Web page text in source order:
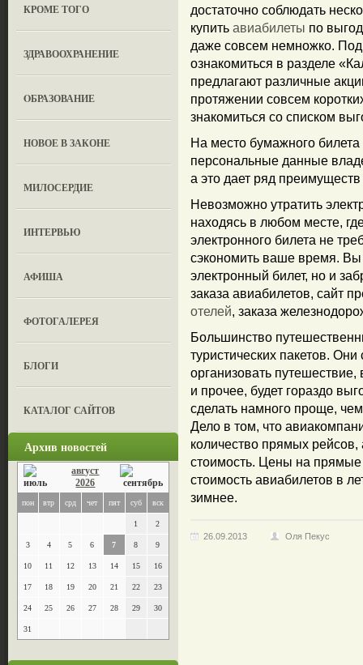
КРОМЕ ТОГО
ЗДРАВООХРАНЕНИЕ
OБРАЗОВАНИЕ
НОВОЕ В ЗАКОНЕ
МИЛОСЕРДИЕ
ИНТЕРВЬЮ
АФИША
ФОТОГАЛЕРЕЯ
БЛОГИ
КАТАЛОГ САЙТОВ
Архив новостей
август
2026
пон втр срд чет пят суб вск
1 2
3 4 5 6 7 8 9
10 11 12 13 14 15 16
17 18 19 20 21 22 23
24 25 26 27 28 29 30
31
достаточно соблюдать
купить авиабилеты по
даже совсем немножко.
ознакомиться в разделе
предлагают различные
протяжении совсем
знакомиться со списком
На место бумажного
персональные данные
а это дает ряд преимуществ
Невозможно утратить
находясь в любом месте,
электронного билета не
сэкономить ваше время. Вы
электронный билет, но и
заказа авиабилетов, сайт
отелей, заказа
Большинство
туристических пакетов.
организовать
и прочее, будет гораздо
сделать намного проще,
Дело в том, что
количество прямых
стоимость. Цены на прямые
стоимость авиабилетов в
зимнее.
26.09.2013 Оля Пекус